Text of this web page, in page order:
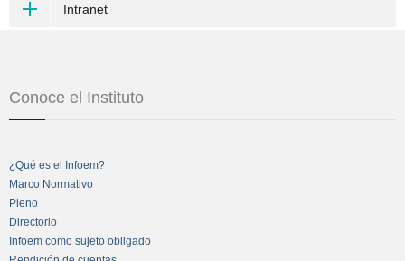
Intranet
Conoce el Instituto
¿Qué es el Infoem?
Marco Normativo
Pleno
Directorio
Infoem como sujeto obligado